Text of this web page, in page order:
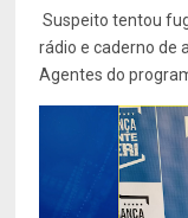
Suspeito tentou
rádio e caderno de
Agentes do